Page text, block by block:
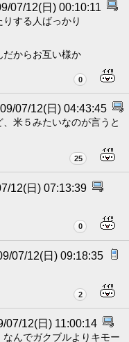
07/12(日) 00:10:11
する人ばっかり
だからお互い様か
0
07/12(日) 04:43:45
米５みたいなのが言うと
25
12(日) 07:13:39
0
07/12(日) 09:18:35
2
07/12(日) 11:00:14
んでガクブルよりキモー